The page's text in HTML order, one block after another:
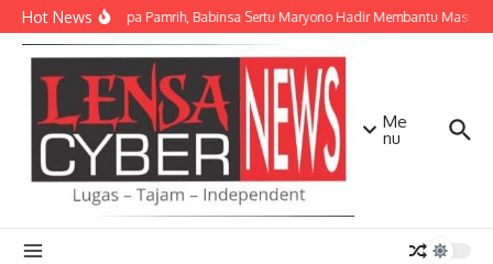
Lewati ke konten
Hot NewsIkhlas Tanpa Pamrih, Babinsa Sertu Maryono Hadir Membantu
Me
nu